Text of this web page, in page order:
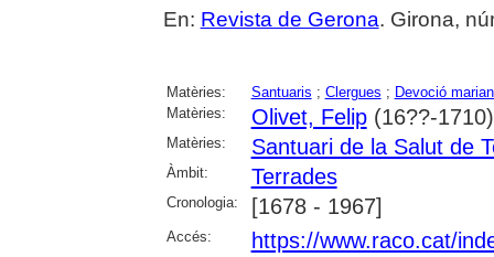
En: Revista de Gerona. Girona,
Matèries: Santuaris ; Clergues ; Devoció
Matèries:
Olivet, Felip(16??-1710)
Matèries: Santuari de la Salut de
Àmbit: Terrades
Cronologia: [1678 - 1967]
Accés: https://www.raco.cat/